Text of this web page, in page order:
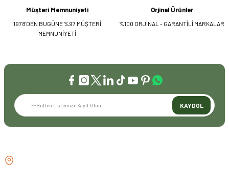
Müşteri Memnuniyeti
1978'DEN BUGÜNE %97 MÜŞTERİ
MEMNUNİYETİ
Orjinal Ürünler
%100 ORJİNAL - GARANTİLİ MARKALAR
KAYDOL